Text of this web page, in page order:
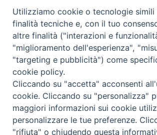
Scrivici
Copyright © 2019 - Tutti i
Trentina Editrice
Privacy Policy
Utilizziamo cookie o tecnologie simili
finalità tecniche e, con il tuo
altre finalità ("interazioni e
"miglioramento dell'esperienza",
"targeting e pubblicità") come
cookie policy.
Cliccando su "accetta" acconsenti
cookie. Cliccando su "personalizza"
maggiori informazioni sui cookie
personalizzare le tue preferenze.
"rifiuta" o chiudendo questa